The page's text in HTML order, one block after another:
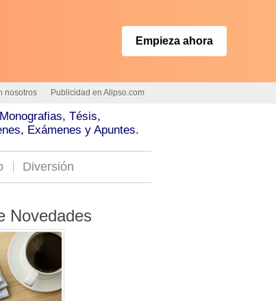
Empieza ahora
nosotros Publicidad en Alipso.com
Tésis,
Exámenes y Apuntes.
Diversión
Novedades